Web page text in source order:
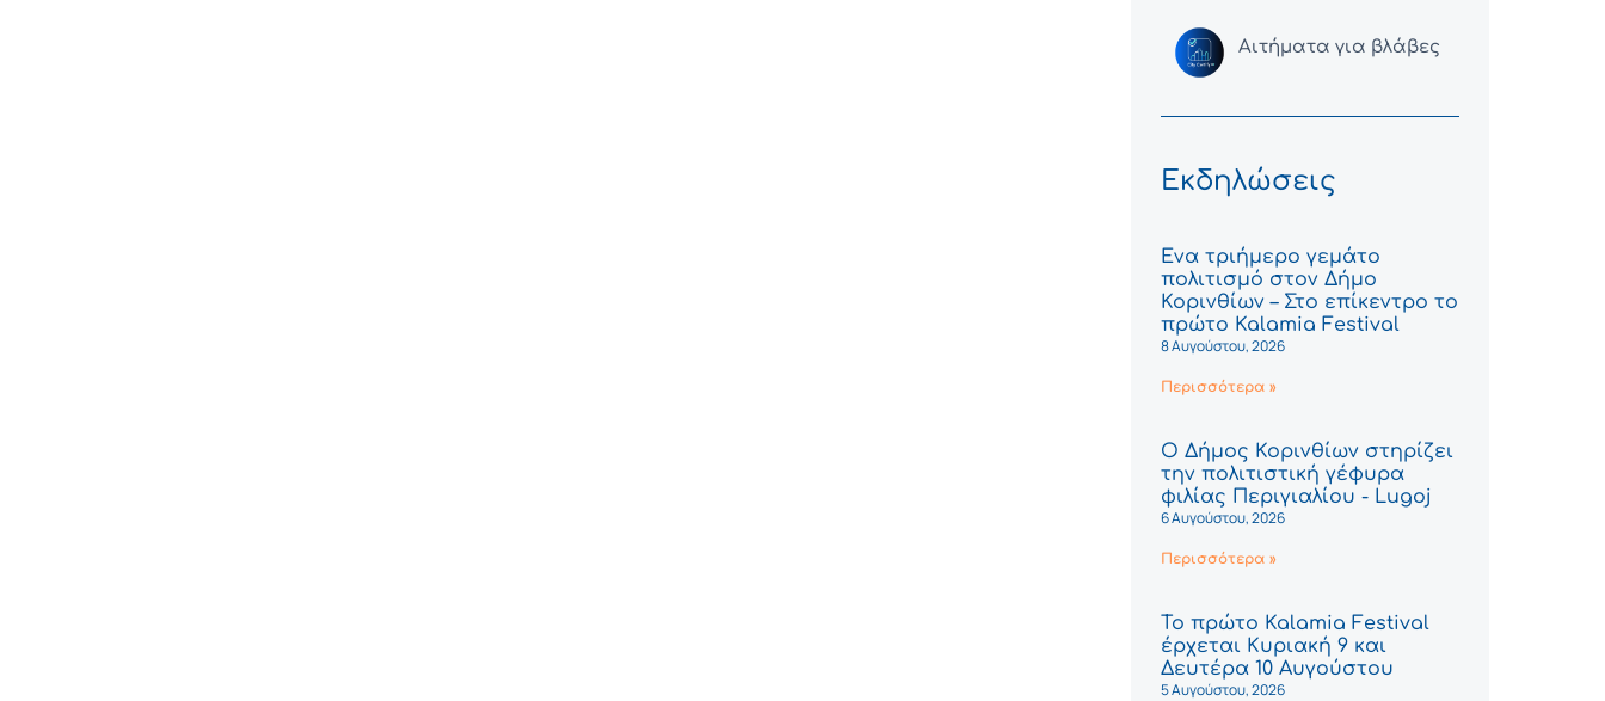
Αιτήματα για βλάβες
Εκδηλώσεις
Ένα τριήμερο γεμάτο
πολιτισμό στον Δήμο
Κορινθίων – Στο επίκεντρο το
πρώτο Kalamia Festival
8 Αυγούστου, 2026
Περισσότερα »
Ο Δήμος Κορινθίων στηρίζει
την πολιτιστική γέφυρα
φιλίας Περιγιαλίου - Lugoj
6 Αυγούστου, 2026
Περισσότερα »
Το πρώτο Kalamia Festival
έρχεται Κυριακή 9 και
Δευτέρα 10 Αυγούστου
5 Αυγούστου, 2026